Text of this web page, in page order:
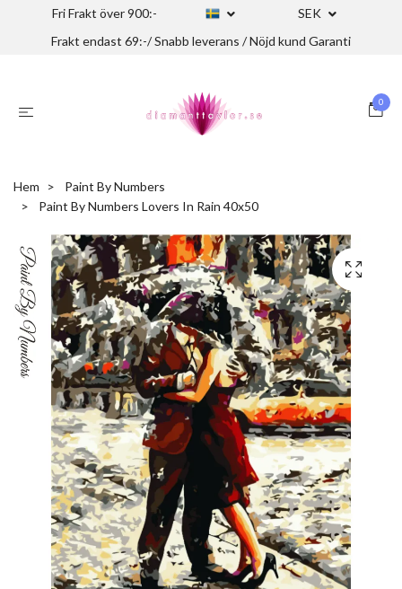
Fri Frakt över 900:-
SEK
Frakt endast 69:-/ Snabb leverans / Nöjd kund Garanti
0
Hem
Paint By Numbers
Paint By Numbers Lovers In Rain 40x50